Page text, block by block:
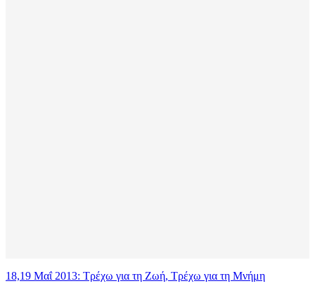
18,19 Μαΐ 2013: Τρέχω για τη Ζωή, Τρέχω για τη Μνήμη